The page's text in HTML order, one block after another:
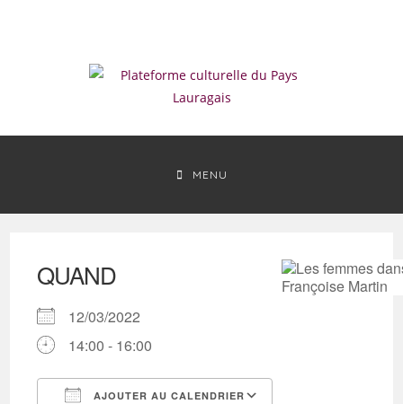
MENU
QUAND
12/03/2022
14:00 - 16:00
AJOUTER AU CALENDRIER